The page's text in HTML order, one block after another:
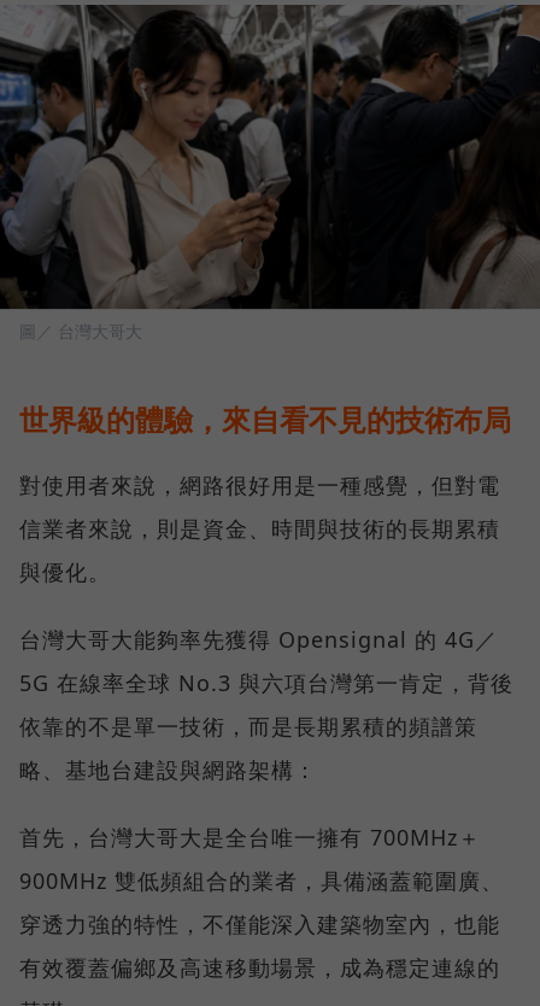
圖／ 台灣大哥大
世界級的體驗，來自看不見的技術布局
對使用者來說，網路很好用是一種感覺，但對電
信業者來說，則是資金、時間與技術的長期累積
與優化。
台灣大哥大能夠率先獲得 Opensignal 的 4G／
5G 在線率全球 No.3 與六項台灣第一肯定，背後
依靠的不是單一技術，而是長期累積的頻譜策
略、基地台建設與網路架構：
首先，台灣大哥大是全台唯一擁有 700MHz＋
900MHz 雙低頻組合的業者，具備涵蓋範圍廣、
穿透力強的特性，不僅能深入建築物室內，也能
有效覆蓋偏鄉及高速移動場景，成為穩定連線的